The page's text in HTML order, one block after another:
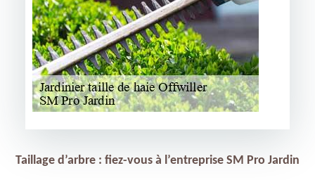
Taillage d’arbre : fiez-vous à l’entreprise SM Pro Jardin